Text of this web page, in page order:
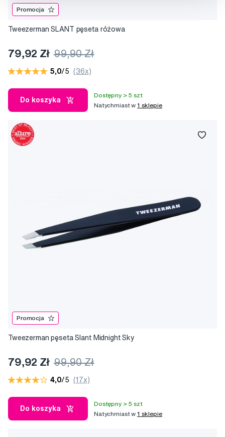
Promocja
Tweezerman SLANT pęseta różowa
79,92 Zł 99,90 Zł
5,0/5 (36x)
Do koszyka
Dostępny > 5 szt
Natychmiast w1 sklepie
Promocja
Tweezerman pęseta Slant Midnight Sky
79,92 Zł 99,90 Zł
4,0/5 (17x)
Do koszyka
Dostępny > 5 szt
Natychmiast w1 sklepie